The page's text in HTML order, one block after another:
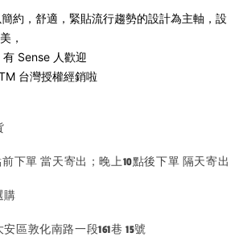
約，舒適，緊貼流行趨勢的設計為主軸，設
，
Sense 人歡迎
台灣授權經銷啦
下單 當天寄出；晚上10點後下單 隔天寄出
購
區敦化南路一段161巷 15號